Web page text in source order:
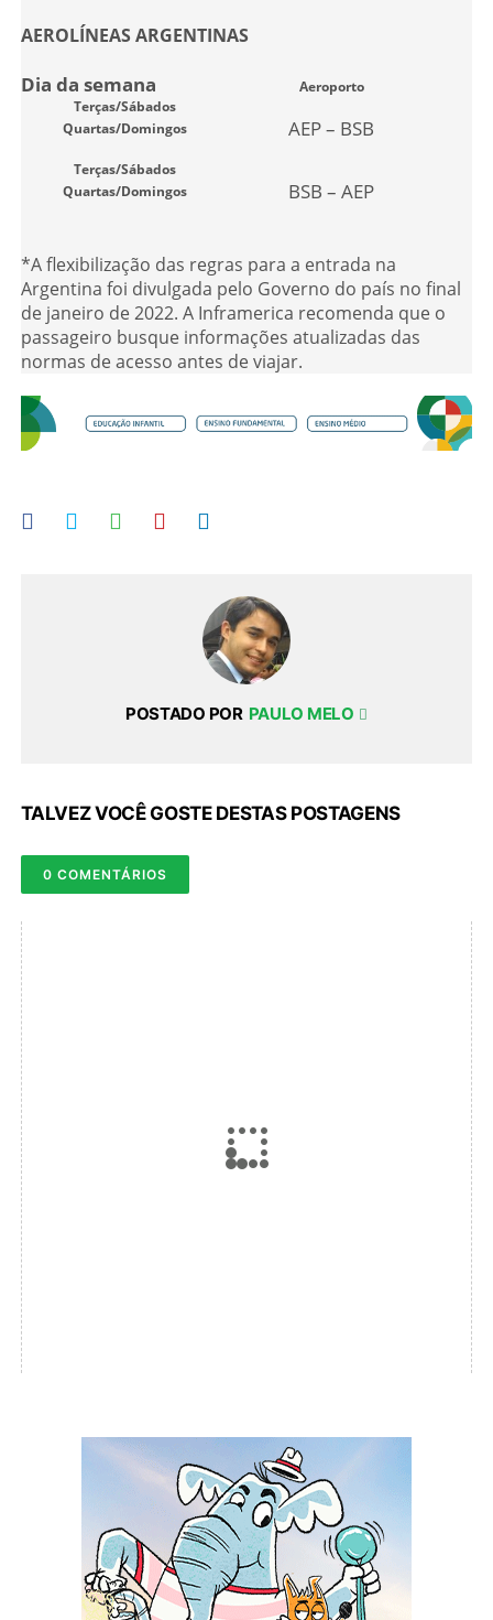
AEROLÍNEAS ARGENTINAS
Dia da semana
Aeroporto
Terças/Sábados
AEP – BSB
Quartas/Domingos
Terças/Sábados
BSB – AEP
Quartas/Domingos
*A flexibilização das regras para a entrada na
Argentina foi divulgada pelo Governo do país no final
de janeiro de 2022. A Inframerica recomenda que o
passageiro busque informações atualizadas das
normas de acesso antes de viajar.
POSTADO POR PAULO MELO
TALVEZ VOCÊ GOSTE DESTAS POSTAGENS
0 COMENTÁRIOS